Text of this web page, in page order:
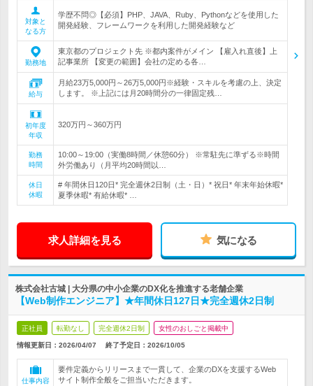
対象と
なる方
学歴不問◎【必須】PHP、JAVA、Ruby、Pythonなどを使用した
開発経験、フレームワークを利用した開発経験など
勤務地
東京都のプロジェクト先 ※都内案件がメイン 【雇入れ直後】上
記事業所 【変更の範囲】会社の定める各…
給与
月給23万5,000円～26万5,000円※経験・スキルを考慮の上、決定
します。 ※上記には月20時間分の一律固定残…
初年度
年収
320万円～360万円
勤務
時間
10:00～19:00（実働8時間／休憩60分） ※常駐先に準ずる※時間
外労働あり（月平均20時間以…
休日
休暇
# 年間休日120日* 完全週休2日制（土・日）* 祝日* 年末年始休暇*
夏季休暇* 有給休暇* …
求人詳細を見る 気になる
株式会社古城 | 大分県の中小企業のDX化を推進する老舗企業
【Web制作エンジニア】★年間休日127日★完全週休2日制
正社員 転勤なし 完全週休2日制 女性のおしごと掲載中
情報更新日：2026/04/07 終了予定日： 2026/10/05
仕事内容
要件定義からリリースまで一貫して、企業のDXを支援するWeb
サイト制作全般をご担当いただきます。